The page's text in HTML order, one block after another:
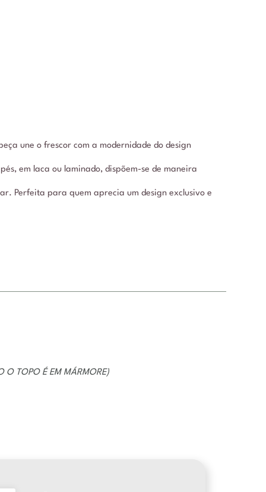
une o frescor com a modernidade do design
em laca ou laminado, dispõem-se de maneira
Perfeita para quem aprecia um design exclusivo e
O TOPO É EM MÁRMORE)